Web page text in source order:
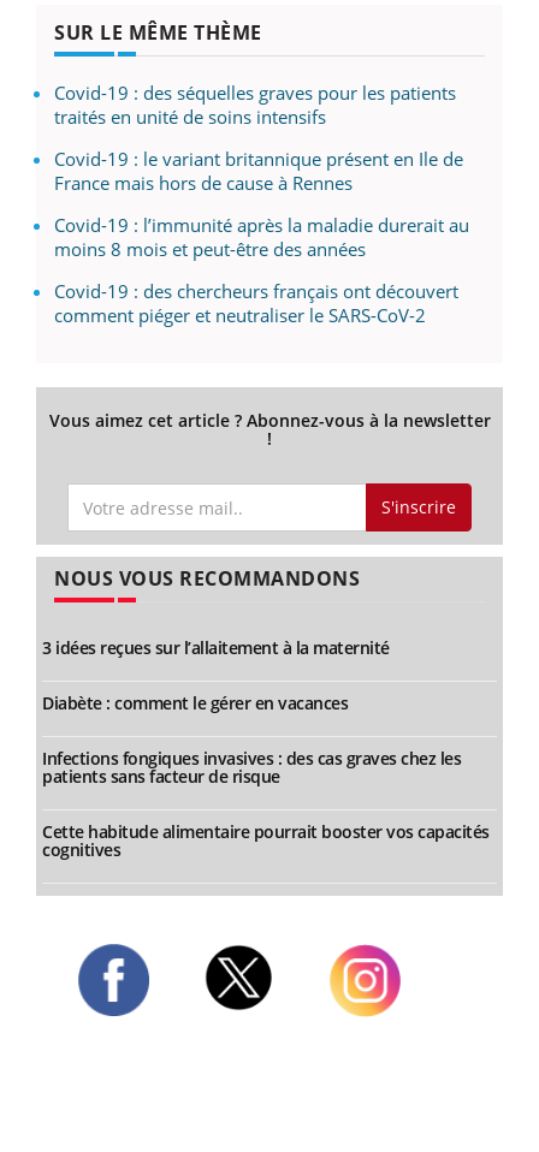
SUR LE MÊME THÈME
Covid-19 : des séquelles graves pour les patients
traités en unité de soins intensifs
Covid-19 : le variant britannique présent en Ile de
France mais hors de cause à Rennes
Covid-19 : l’immunité après la maladie durerait au
moins 8 mois et peut-être des années
Covid-19 : des chercheurs français ont découvert
comment piéger et neutraliser le SARS-CoV-2
Vous aimez cet article ? Abonnez-vous à la newsletter
!
S'inscrire
NOUS VOUS RECOMMANDONS
3 idées reçues sur l’allaitement à la maternité
Diabète : comment le gérer en vacances
Infections fongiques invasives : des cas graves chez les
patients sans facteur de risque
Cette habitude alimentaire pourrait booster vos capacités
cognitives